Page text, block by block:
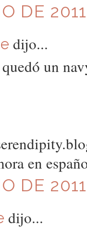
DE
dijo...
un
en
DE
dijo...